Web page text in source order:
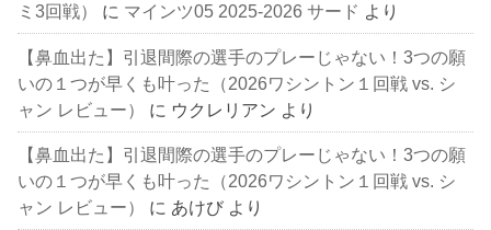
ミ3回戦）
に マインツ05 2025-2026 サード より
【鼻血出た】引退間際の選手のプレーじゃない！3つの願
いの１つが早くも叶った（2026ワシントン１回戦 vs. シ
ャン レビュー）
に ウクレリアン より
【鼻血出た】引退間際の選手のプレーじゃない！3つの願
いの１つが早くも叶った（2026ワシントン１回戦 vs. シ
ャン レビュー）
に あけび より